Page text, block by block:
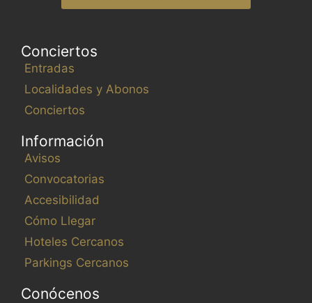
Conciertos
Entradas
Localidades y Abonos
Conciertos
Información
Avisos
Convocatorias
Accesibilidad
Cómo Llegar
Hoteles Cercanos
Parkings Cercanos
Conócenos